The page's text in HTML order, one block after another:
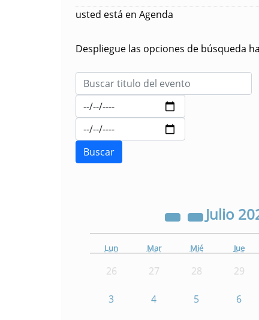
usted está en Agenda
Despliegue las opciones de búsqueda
Julio
Lun Mar Mié Jue
26 27 28 29
3 4 5 6